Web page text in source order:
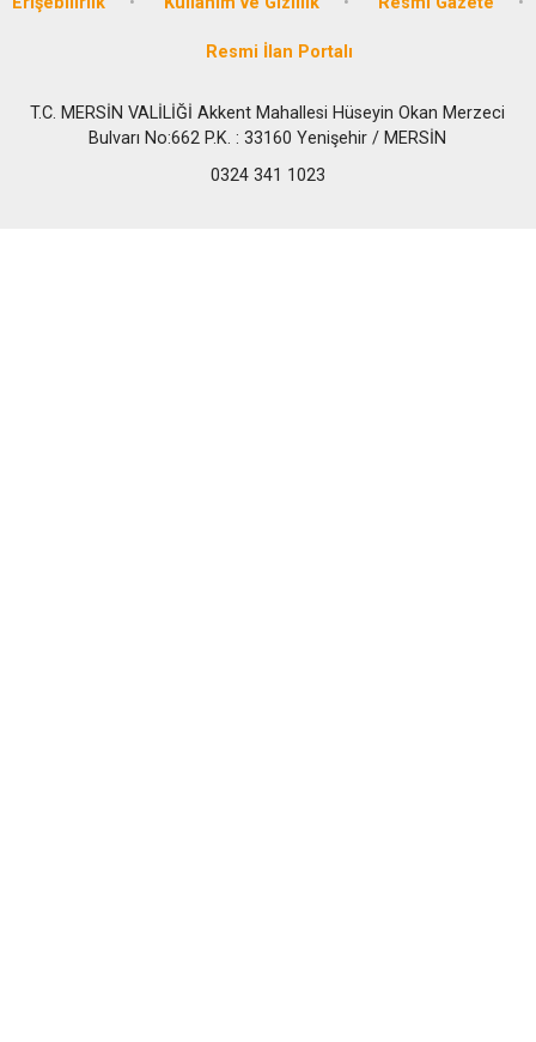
Resmi İlan Portalı
T.C. MERSİN VALİLİĞİ Akkent Mahallesi Hüseyin Okan Merzeci
Bulvarı No:662 P.K. : 33160 Yenişehir / MERSİN
0324 341 1023